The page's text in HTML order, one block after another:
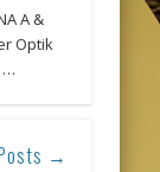
A &
Optik
…
→